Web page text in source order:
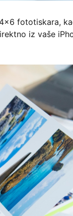
fototiskara,
iz vaše